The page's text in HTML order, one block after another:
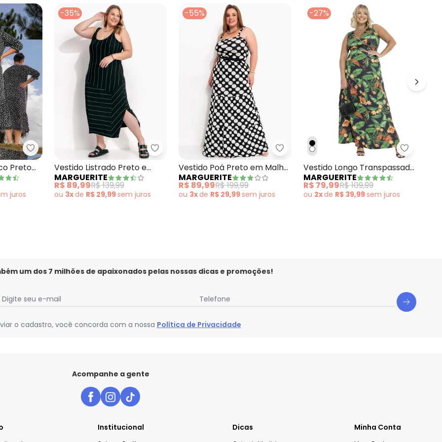
Irregular em Malha com Elastano
Marguerite - Vestido Geométrico Preto em Malha
Preto
juros
-35%
Marguerite - Vestido Listrado Preto e Branco em Malha de Visc
Vestido Listrado Preto e
Branco em Malha de Visc
MARGUERITE
R$ 89,99R$ 139,99
ou 3xde R$ 29,99sem juros
-55%
Marguerite - Vestido Poá Preto em Malha
Vestido Poá Preto em Malha
de Viscose
MARGUERITE
R$ 89,99R$ 199,99
ou 3xde R$ 29,99semjuros
-27%
Vestido Longo Transpassado
Plus Size Floral
MARGUERITE
R$ 79,99R$ 109,99
ou 2xde R$ 39,99semjuros
um dos 7 milhões de apaixonados pelas nossas dicas e promoções!
Digite seu e-mail Telefone
o cadastro, você concorda com a nossa Política de Privacidade
Acompanhe a gente
Institucional Dicas Minha Conta